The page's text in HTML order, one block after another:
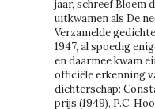
jaar, schreef Bloem
uitkwamen als De
Verzamelde
1947, al spoedig
en daarmee kwam
officiële erkenning
dichterschap:
prijs (1949), P.C.